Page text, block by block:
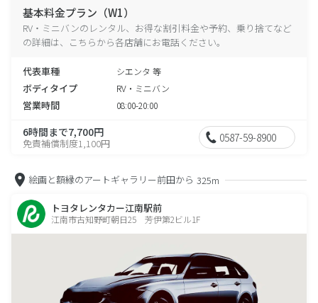
基本料金プラン（W1）
RV・ミニバンのレンタル、お得な割引料金や予約、乗り捨てなど
の詳細は、こちらから各店舗にお電話ください。
代表車種 シエンタ 等
ボディタイプ RV・ミニバン
営業時間 08:00-20:00
6時間まで7,700円
免責補償制度1,100円 0587-59-8900
絵画と額縁のアートギャラリー前田から 325m
トヨタレンタカー江南駅前
江南市古知野町朝日25 芳伊第2ビル1F